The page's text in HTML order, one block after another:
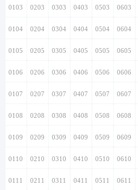
0103 0203 0303 0403 0503 0603
0104 0204 0304 0404 0504 0604
0105 0205 0305 0405 0505 0605
0106 0206 0306 0406 0506 0606
0107 0207 0307 0407 0507 0607
0108 0208 0308 0408 0508 0608
0109 0209 0309 0409 0509 0609
0110 0210 0310 0410 0510 0610
0111 0211 0311 0411 0511 0611